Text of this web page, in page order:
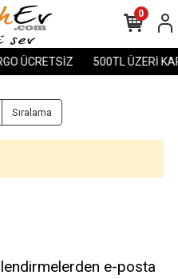
ÜCRETSİZ 500TL ÜZERİ
0
Sıralama
e-posta